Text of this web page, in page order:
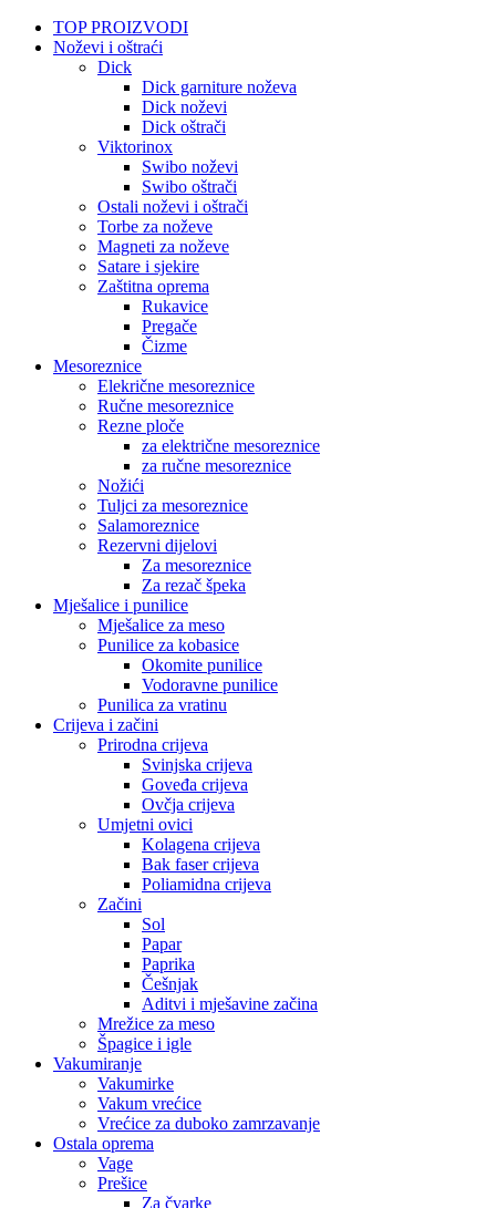
TOP PROIZVODI
Noževi i oštraći
Dick
Dick garniture noževa
Dick noževi
Dick oštrači
Viktorinox
Swibo noževi
Swibo oštrači
Ostali noževi i oštrači
Torbe za noževe
Magneti za noževe
Satare i sjekire
Zaštitna oprema
Rukavice
Pregače
Čizme
Mesoreznice
Elekrične mesoreznice
Ručne mesoreznice
Rezne ploče
za električne mesoreznice
za ručne mesoreznice
Nožići
Tuljci za mesoreznice
Salamoreznice
Rezervni dijelovi
Za mesoreznice
Za rezač špeka
Mješalice i punilice
Mješalice za meso
Punilice za kobasice
Okomite punilice
Vodoravne punilice
Punilica za vratinu
Crijeva i začini
Prirodna crijeva
Svinjska crijeva
Goveđa crijeva
Ovčja crijeva
Umjetni ovici
Kolagena crijeva
Bak faser crijeva
Poliamidna crijeva
Začini
Sol
Papar
Paprika
Češnjak
Aditvi i mješavine začina
Mrežice za meso
Špagice i igle
Vakumiranje
Vakumirke
Vakum vrećice
Vrećice za duboko zamrzavanje
Ostala oprema
Vage
Prešice
Za čvarke